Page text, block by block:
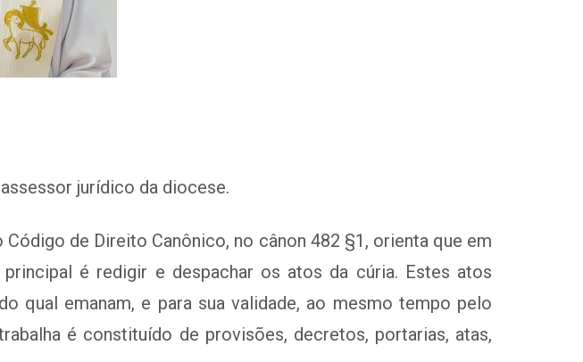
jurídico da diocese.
de Direito Canônico, no cânon 482 §1, orienta que em
é redigir e despachar os atos da cúria. Estes atos
qual emanam, e para sua validade, ao mesmo tempo pelo
é constituído de provisões, decretos, portarias, atas,